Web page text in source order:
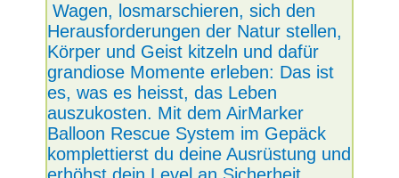
Wagen, losmarschieren, sich den
Herausforderungen der Natur stellen,
Körper und Geist kitzeln und dafür
grandiose Momente erleben: Das ist
es, was es heisst, das Leben
auszukosten. Mit dem AirMarker
Balloon Rescue System im Gepäck
komplettierst du deine Ausrüstung und